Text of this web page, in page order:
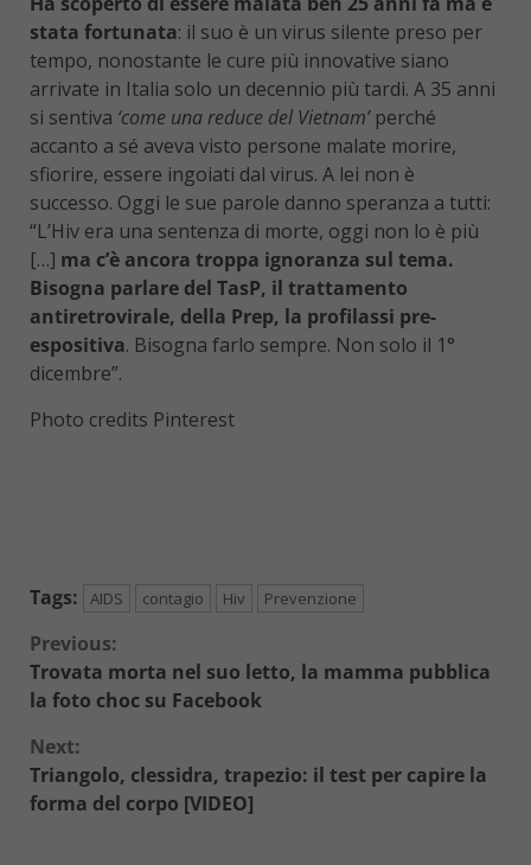
stata fortunata: il suo è un virus silente preso per
tempo, nonostante le cure più innovative siano
arrivate in Italia solo un decennio più tardi. A 35 anni
si sentiva ‘come una reduce del Vietnam’perché
accanto a sé aveva visto persone malate morire,
sfiorire, essere ingoiati dal virus. A lei non è
successo. Oggi le sue parole danno speranza a tutti:
“L’Hiv era una sentenza di morte, oggi non lo è più
[…] ma c’è ancora troppa ignoranza sul tema.
Bisogna parlare del TasP, il trattamento
antiretrovirale, della Prep, la profilassi pre-
espositiva. Bisogna farlo sempre. Non solo il 1°
dicembre”.
Photo credits Pinterest
Tags: AIDS contagio Hiv Prevenzione
Continue
Reading
Previous:
Trovata morta nel suo letto, la mamma pubblica
la foto choc su Facebook
Next:
Triangolo, clessidra, trapezio: il test per capire la
forma del corpo [VIDEO]